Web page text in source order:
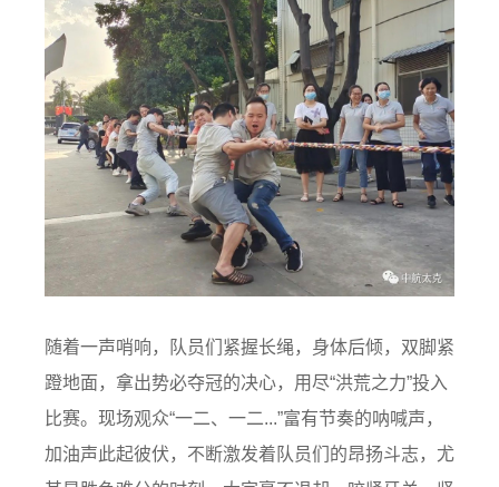
随着一声哨响，队员们紧握长绳，身体后倾，双脚紧
蹬地面，拿出势必夺冠的决心，用尽“洪荒之力”投入
比赛。现场观众“一二、一二...”富有节奏的呐喊声，
加油声此起彼伏，不断激发着队员们的昂扬斗志，尤